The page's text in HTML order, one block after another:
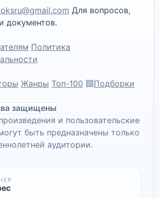
Для вопросов,
документов.
Политика
Жанры Топ-100
Подборки
защищены
и пользовательские
быть предназначены только
аудитории.